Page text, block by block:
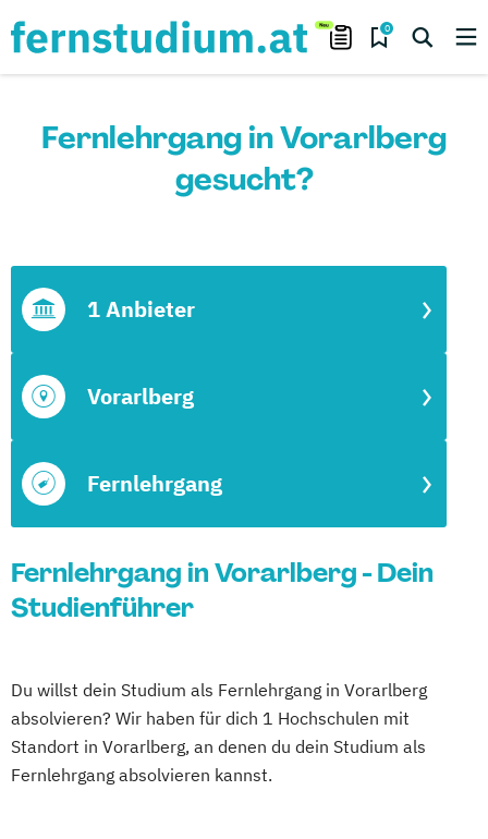
0
Fernlehrgang in Vorarlberg
gesucht?
Fernlehrgang
Vorarlberg
1 Anbieter
Fernlehrgang in Vorarlberg - Dein
Studienführer
Du willst dein Studium als Fernlehrgang in Vorarlberg
absolvieren? Wir haben für dich 1 Hochschulen mit
Standort in Vorarlberg, an denen du dein Studium als
Fernlehrgang absolvieren kannst.